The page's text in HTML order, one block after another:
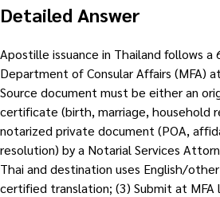
Detailed Answer
Apostille issuance in Thailand follows
Department of Consular Affairs (MFA)
Source document must be either an
certificate (birth, marriage, household
notarized private document (POA,
resolution) by a Notarial Services
Thai and destination uses English/
certified translation; (3) Submit at